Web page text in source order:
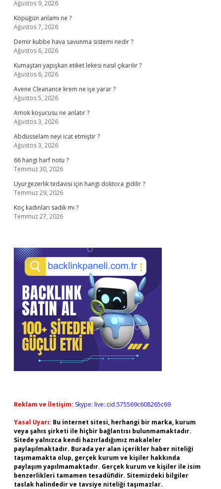
Ağustos 9, 2026
Köpüğün anlamı ne ?
Ağustos 7, 2026
Demir kubbe hava savunma sistemi nedir ?
Ağustos 6, 2026
Kumaştan yapışkan etiket lekesi nasıl çıkarılır ?
Ağustos 6, 2026
Avene Cleanance krem ne işe yarar ?
Ağustos 5, 2026
Amok koşucusu ne anlatır ?
Ağustos 3, 2026
Abdüsselam neyi icat etmiştir ?
Ağustos 3, 2026
66 hangi harf notu ?
Temmuz 30, 2026
Uyurgezerlik tedavisi için hangi doktora gidilir ?
Temmuz 29, 2026
Koç kadınları sadık mı ?
Temmuz 27, 2026
Reklam ve İletişim: Skype: live:.cid.575569c608265c69
Yasal Uyarı: Bu internet sitesi, herhangi bir marka, kurum
veya şahıs şirketi ile hiçbir bağlantısı bulunmamaktadır.
Sitede yalnızca kendi hazırladığımız makaleler
paylaşılmaktadır. Burada yer alan içerikler haber niteliği
taşımamakta olup, gerçek kurum ve kişiler hakkında
paylaşım yapılmamaktadır. Gerçek kurum ve kişiler ile isim
benzerlikleri tamamen tesadüfidir. Sitemizdeki bilgiler
taslak halindedir ve tavsiye niteliği taşımazlar.